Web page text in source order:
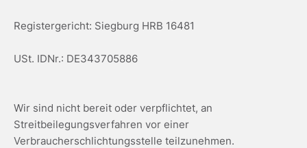
Registergericht: Siegburg HRB 16481
USt. IDNr.: DE343705886
Wir sind nicht bereit oder verpflichtet, an
Streitbeilegungsverfahren vor einer
Verbraucherschlichtungsstelle teilzunehmen.